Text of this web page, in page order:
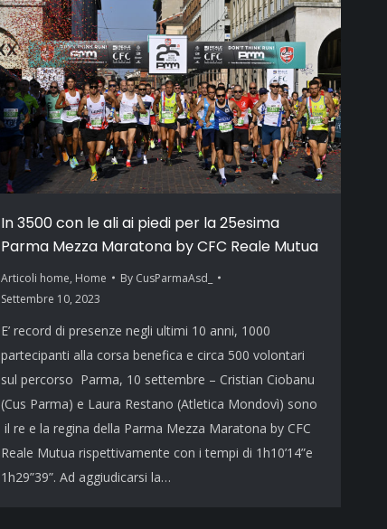
In 3500 con le ali ai piedi per la 25esima
Parma Mezza Maratona by CFC Reale Mutua
Articoli home, Home By CusParmaAsd_
Settembre 10, 2023
E’ record di presenze negli ultimi 10 anni, 1000
partecipanti alla corsa benefica e circa 500 volontari
sul percorso Parma, 10 settembre – Cristian Ciobanu
(Cus Parma) e Laura Restano (Atletica Mondovì) sono
il re e la regina della Parma Mezza Maratona by CFC
Reale Mutua rispettivamente con i tempi di 1h10’14”e
1h29”39”. Ad aggiudicarsi la…